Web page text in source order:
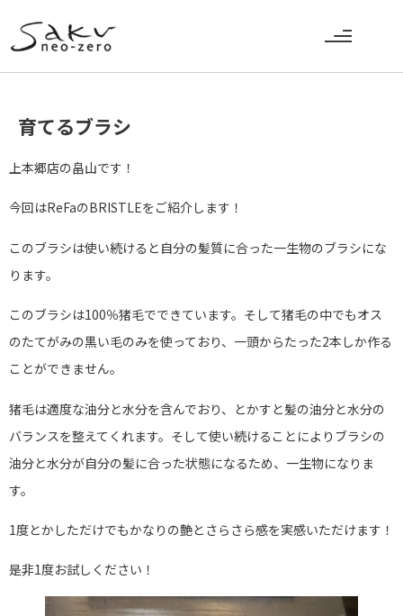
育てるブラシ
上本郷店の畠山です！
今回はReFaのBRISTLEをご紹介します！
このブラシは使い続けると自分の髪質に合った一生物のブラシにな
ります。
このブラシは100％猪毛でできています。そして猪毛の中でもオス
のたてがみの黒い毛のみを使っており、一頭からたった2本しか作る
ことができません。
猪毛は適度な油分と水分を含んでおり、とかすと髪の油分と水分の
バランスを整えてくれます。そして使い続けることによりブラシの
油分と水分が自分の髪に合った状態になるため、一生物になりま
す。
1度とかしただけでもかなりの艶とさらさら感を実感いただけます！
是非1度お試しください！